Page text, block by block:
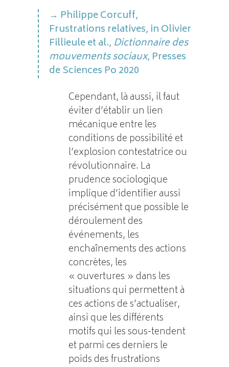
Philippe Corcuff,
Frustrations relatives, in Olivier
Fillieule et al., Dictionnaire des
mouvements sociaux, Presses
de Sciences Po 2020
Cependant, là aussi, il faut
éviter d’établir un lien
mécanique entre les
conditions de possibilité et
l’explosion contestatrice ou
révolutionnaire. La
prudence sociologique
implique d’identifier aussi
précisément que possible le
déroulement des
événements, les
enchaînements des actions
concrètes, les
« ouvertures » dans les
situations qui permettent à
ces actions de s’actualiser,
ainsi que les différents
motifs qui les sous-tendent
et parmi ces derniers le
poids des frustrations